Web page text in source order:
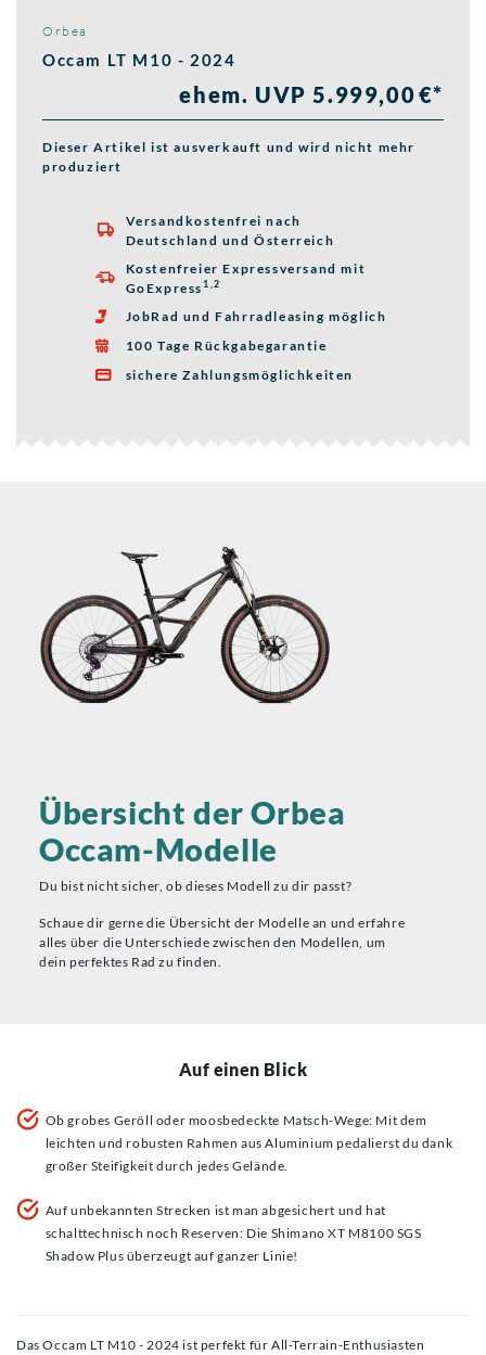
Orbea
Occam LT M10 - 2024
ehem. UVP 5.999,00 €*
Dieser Artikel ist ausverkauft und wird nicht mehr
produziert

Versandkostenfrei nach
Deutschland und Österreich

Kostenfreier Expressversand mit
GoExpress 1,2
 JobRad und Fahrradleasing möglich
 100 Tage Rückgabegarantie
 sichere Zahlungsmöglichkeiten
Übersicht der Orbea
Occam-Modelle
Du bist nicht sicher, ob dieses Modell zu dir passt?
Schaue dir gerne die Übersicht der Modelle an und erfahre
alles über die Unterschiede zwischen den Modellen, um
dein perfektes Rad zu finden.
Auf einen Blick
Ob grobes Geröll oder moosbedeckte Matsch-Wege: Mit dem
leichten und robusten Rahmen aus Aluminium pedalierst du dank
großer Steifigkeit durch jedes Gelände.
Auf unbekannten Strecken ist man abgesichert und hat
schalttechnisch noch Reserven: Die Shimano XT M8100 SGS
Shadow Plus überzeugt auf ganzer Linie!
Das Occam LT M10 - 2024 ist perfekt für All-Terrain-Enthusiasten